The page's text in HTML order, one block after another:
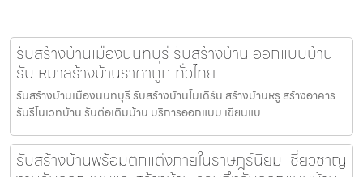
รับสร้างบ้านเมืองนนทบุรี รับสร้างบ้าน ออกแบบบ้าน
รับเหมาสร้างบ้านราคาถูก ทั่วไทย
รับสร้างบ้านเมืองนนทบุรี รับสร้างบ้านโมเดิร์น สร้างบ้านหรู สร้างอาคาร
รับรีโนเวทบ้าน รับต่อเติมบ้าน บริการออกแบบ เขียนแบ
รับสร้างบ้านพร้อมตกแต่งภายในราษฎร์นิยม เชี่ยวชาญ